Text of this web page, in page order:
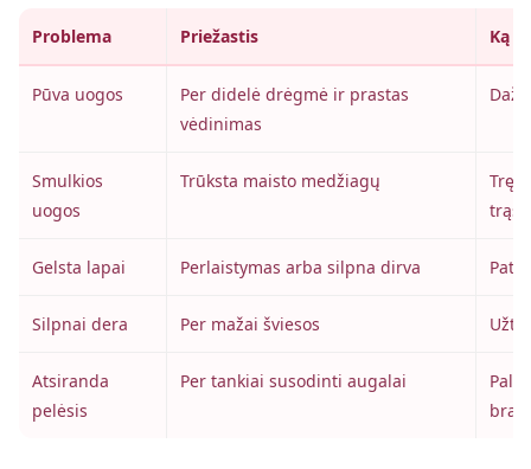
Problema Priežastis Ką
Pūva uogos
Per didelė drėgmė ir prastas
vėdinimas
Smulkios
uogos
Trūksta maisto medžiagų
Gelsta lapai Perlaistymas arba silpna dirva
Silpnai dera Per mažai šviesos
Atsiranda
pelėsis
Per tankiai susodinti augalai